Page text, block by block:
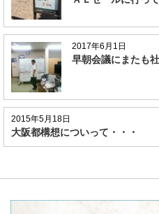
2017年6月1日
早朝会議にまたも
2015年5月18日
大阪都構想についって・・・